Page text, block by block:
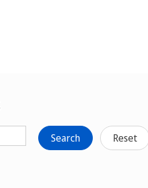
Search Reset